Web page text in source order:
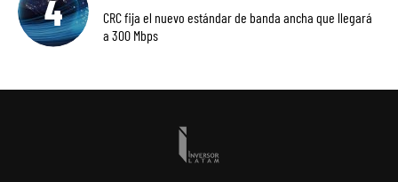
CRC fija el nuevo estándar de banda ancha que llegará
a 300 Mbps